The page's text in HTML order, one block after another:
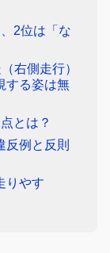
2位は「な
右側走行）
する姿は無
とは？
反例と反則
りやす